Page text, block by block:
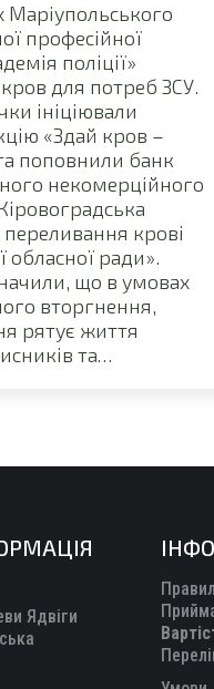
Маріупольського
професійної
поліції»
для потреб ЗСУ.
ініціювали
«Здай кров –
поповнили банк
некомерційного
переливання крові
обласної ради».
що в умовах
вторгнення,
рятує життя
та…
Ядвіги